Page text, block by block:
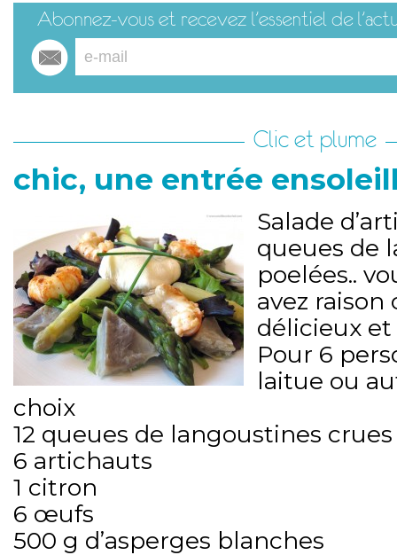
Clic et plume
chic, une entrée
Salade
queues de
poelées..
avez raison
délicieux et
Pour 6
laitue ou
choix
12 queues de langoustines crues
6 artichauts
1 citron
6 œufs
500 g d’asperges blanches